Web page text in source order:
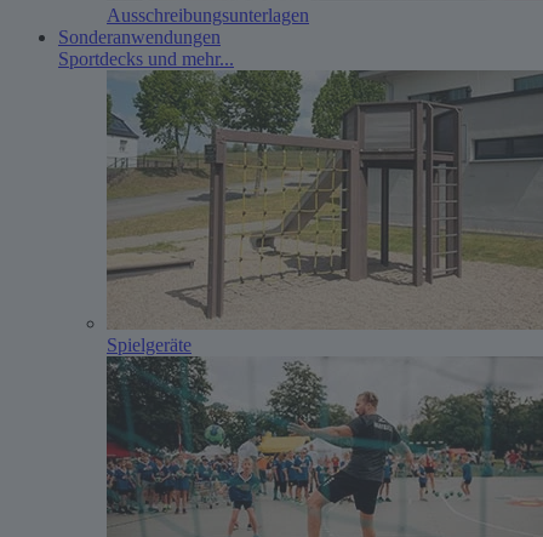
Ausschreibungs­unterlagen
Sonderanwendungen
Sportdecks und mehr...
Spielgeräte